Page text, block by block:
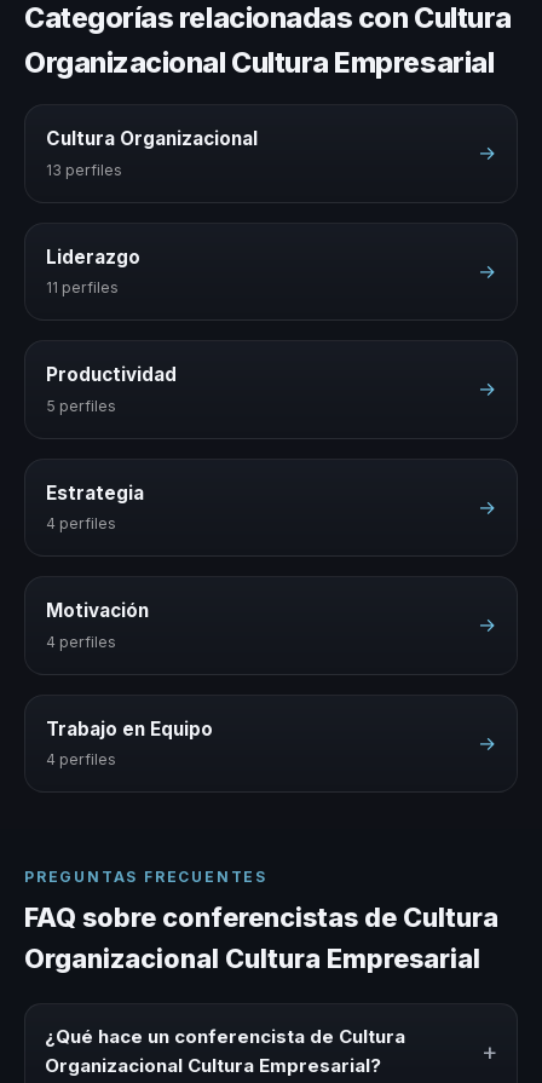
Categorías relacionadas con Cultura
Organizacional Cultura Empresarial
Cultura Organizacional
13 perfiles
→
Liderazgo
11 perfiles
→
Productividad
5 perfiles
→
Estrategia
4 perfiles
→
Motivación
4 perfiles
→
Trabajo en Equipo
4 perfiles
→
PREGUNTAS FRECUENTES
FAQ sobre conferencistas de Cultura
Organizacional Cultura Empresarial
¿Qué hace un conferencista de Cultura
Organizacional Cultura Empresarial?
+